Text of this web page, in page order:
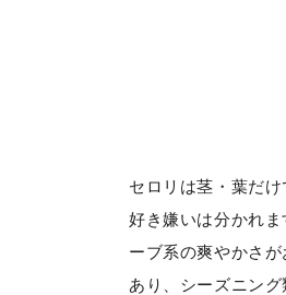
セロリは茎・葉だ
好き嫌いは分かれ
ーブ系の爽やかさ
あり、シーズニン